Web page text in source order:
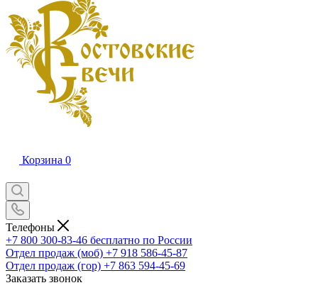
Корзина 0
Телефоны
+7 800 300-83-46 бесплатно по России
Отдел продаж (моб) +7 918 586-45-87
Отдел продаж (гор) +7 863 594-45-69
Заказать звонок